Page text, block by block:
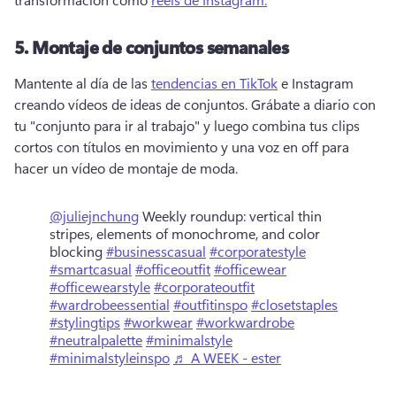
5.Montaje de conjuntos semanales
Mantente al día de las tendencias en TikTok e Instagram
creando vídeos de ideas de conjuntos. Grábate a diario con
tu "conjunto para ir al trabajo" y luego combina tus clips
cortos con títulos en movimiento y una voz en off para
hacer un vídeo de montaje de moda.
@juliejnchungWeekly roundup: vertical thin
stripes, elements of monochrome, and color
blocking#businesscasual #corporatestyle
#smartcasual #officeoutfit#officewear
#officewearstyle#corporateoutfit
#wardrobeessential #outfitinspo#closetstaples
#stylingtips#workwear#workwardrobe
#neutralpalette#minimalstyle
#minimalstyleinspo ♬ A WEEK - ester